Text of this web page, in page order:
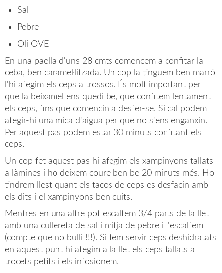
Sal
Pebre
Oli OVE
En una paella d'uns 28 cmts comencem a confitar la
ceba, ben caramel·litzada. Un cop la tinguem ben marró
l'hi afegim els ceps a trossos. És molt important per
que la beixamel ens quedi be, que confitem lentament
els ceps, fins que comencin a desfer-se. Si cal podem
afegir-hi una mica d'aigua per que no s'ens enganxin.
Per aquest pas podem estar 30 minuts confitant els
ceps.
Un cop fet aquest pas hi afegim els xampinyons tallats
a làmines i ho deixem coure ben be 20 minuts més. Ho
tindrem llest quant els tacos de ceps es desfacin amb
els dits i el xampinyons ben cuits.
Mentres en una altre pot escalfem 3/4 parts de la llet
amb una cullereta de sal i mitja de pebre i l'escalfem
(compte que no bulli !!!). Si fem servir ceps deshidratats
en aquest punt hi afegim a la llet els ceps tallats a
trocets petits i els infosionem.